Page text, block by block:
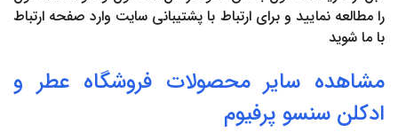
را مطالعه نمایید و برای ارتباط با پشتیبانی سایت وارد صفحه ارتباط
با ما شوید
مشاهده سایر محصولات فروشگاه عطرو
ادکلن سنسو پرفیوم